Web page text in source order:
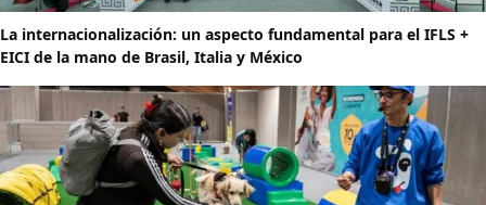
La internacionalización: un aspecto fundamental para el IFLS +
EICI de la mano de Brasil, Italia y México